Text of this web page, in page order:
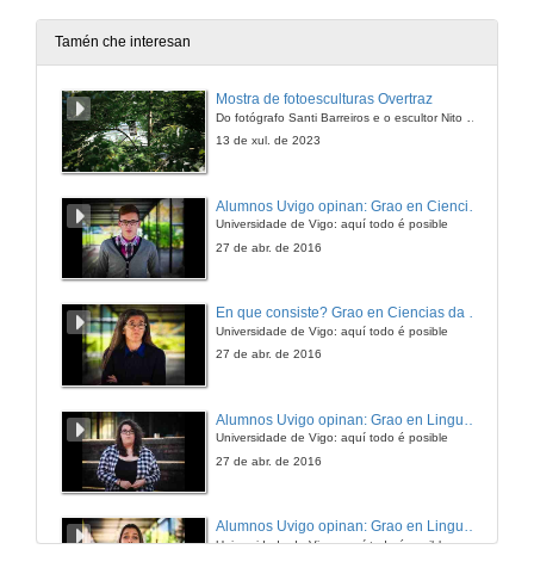
Tamén che interesan
Mostra de fotoesculturas Overtraz
13 de xul. de 2023
Universidade de Vigo: aquí todo é posible
27 de abr. de 2016
En que consiste? Grao en Ciencias da Linguaxe e Estudos Literarios
Universidade de Vigo: aquí todo é posible
27 de abr. de 2016
Universidade de Vigo: aquí todo é posible
27 de abr. de 2016
Alumnos Uvigo opinan: Grao en Linguas Estranxeiras
Universidade de Vigo: aquí todo é posible